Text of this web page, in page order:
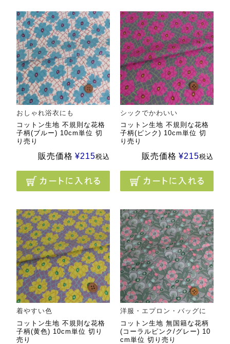
おしゃれ浴衣にも
コットン生地 不規則な花格
子柄(ブルー) 10cm単位 切
り売り
販売価格 ¥215税込
シックでかわいい
コットン生地 不規則な花格
子柄(ピンク) 10cm単位 切
り売り
販売価格 ¥215税込
着やすい色
コットン生地 不規則な花格
子柄(黄色) 10cm単位 切り
売り
洋服・エプロン・バッグに
コットン生地 無国籍な花柄
(コーラルピンク/グレー) 10
cm単位 切り売り